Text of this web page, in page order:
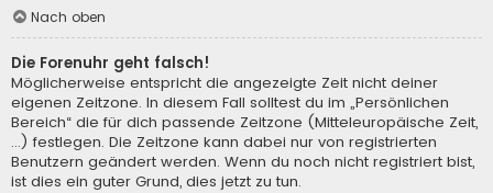
Nach oben
Die Forenuhr geht falsch!
Möglicherweise entspricht die angezeigte Zeit nicht deiner
eigenen Zeitzone. In diesem Fall solltest du im „Persönlichen
Bereich“ die für dich passende Zeitzone (Mitteleuropäische Zeit,
...) festlegen. Die Zeitzone kann dabei nur von registrierten
Benutzern geändert werden. Wenn du noch nicht registriert bist,
ist dies ein guter Grund, dies jetzt zu tun.